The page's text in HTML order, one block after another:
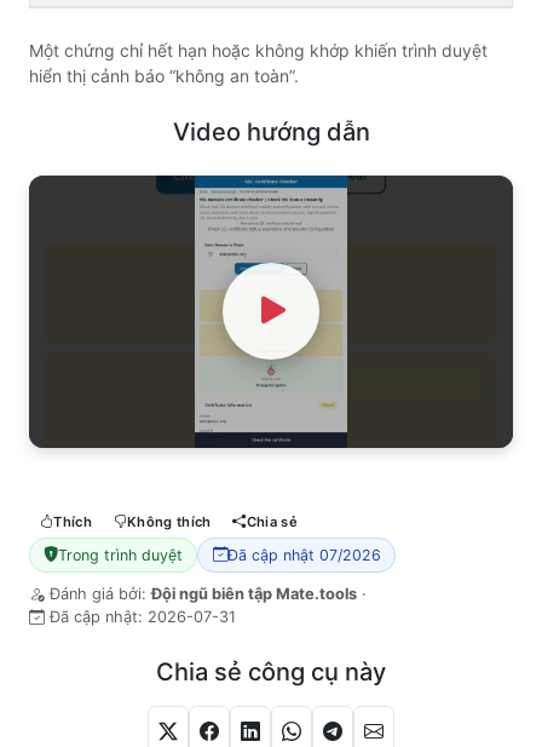
Một chứng chỉ hết hạn hoặc không khớp khiến trình duyệt
hiển thị cảnh báo “không an toàn”.
Video hướng dẫn
Watch Video
Thích Không thích Chia sẻ
Trong trình duyệt Đã cập nhật 07/2026
Đánh giá bởi:Đội ngũ biên tập Mate.tools ·
Đã cập nhật: 2026-07-31
Chia sẻ công cụ này